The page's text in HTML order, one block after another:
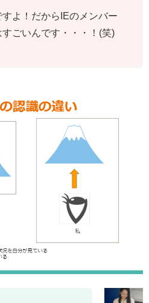
よ！だからIEのメンバー
ごいんです・・・！(笑)